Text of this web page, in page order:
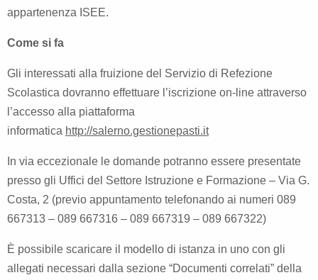
appartenenza ISEE.
Come si fa
Gli interessati alla fruizione del Servizio di Refezione
Scolastica dovranno effettuare l’iscrizione on-line attraverso
l’accesso alla piattaforma
informatica http://salerno.gestionepasti.it
In via eccezionale le domande potranno essere presentate
presso gli Uffici del Settore Istruzione e Formazione – Via G.
Costa, 2 (previo appuntamento telefonando ai numeri 089
667313 – 089 667316 – 089 667319 – 089 667322)
È possibile scaricare il modello di istanza in uno con gli
allegati necessari dalla sezione “Documenti correlati” della